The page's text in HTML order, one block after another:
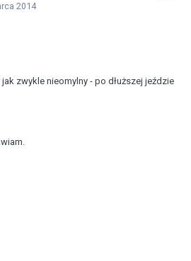
2014
zwykle nieomylny - po dłuższej jeździe